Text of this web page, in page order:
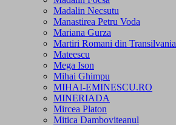
Madalin Necsutu
Manastirea Petru Voda
Mariana Gurza
Martiri Romani din Transilvania
Mateescu
Mega Ison
Mihai Ghimpu
MIHAI-EMINESCU.RO
MINERIADA
Mircea Platon
Mitica Damboviteanul